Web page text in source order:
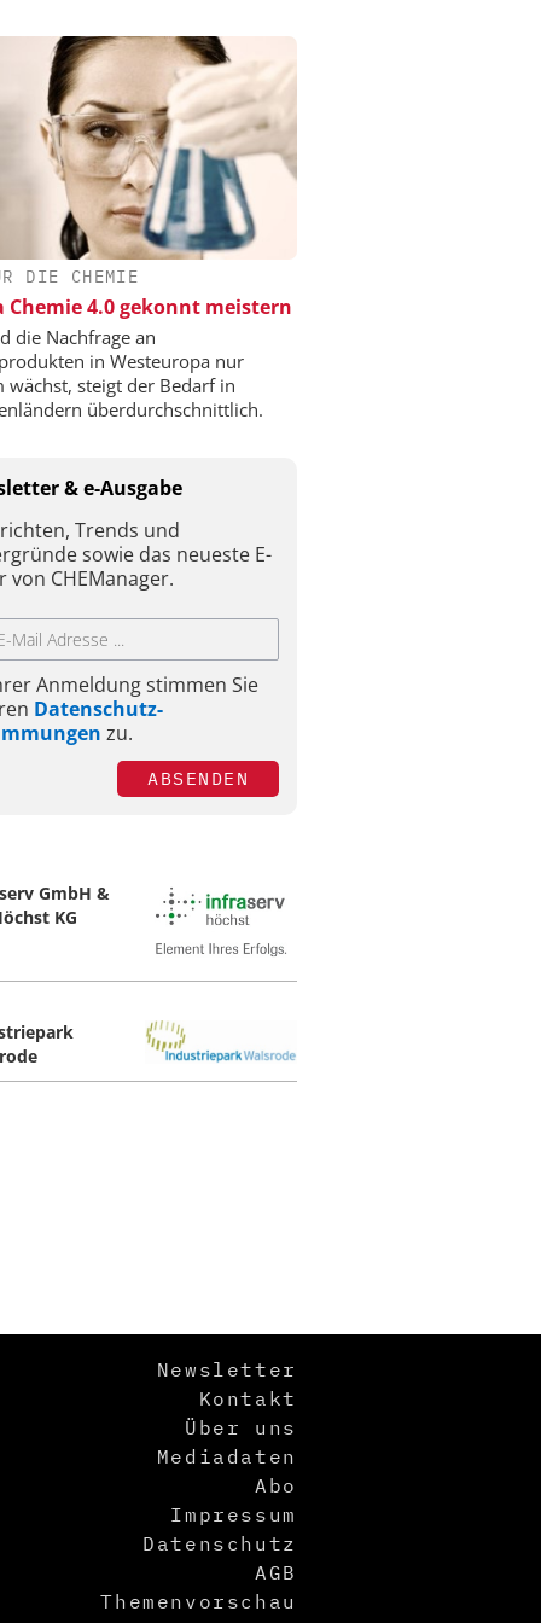
DIE CHEMIE
Chemie 4.0 gekonnt meistern
die Nachfrage an
in Westeuropa nur
wächst, steigt der Bedarf in
überdurchschnittlich.
& e-Ausgabe
Trends und
sowie das neueste E-
von CHEManager.
Anmeldung stimmen Sie
Datenschutz-
zu.
ABSENDEN
GmbH &
KG
Newsletter
Kontakt
Über uns
Mediadaten
Abo
Impressum
Datenschutz
AGB
Themenvorschau